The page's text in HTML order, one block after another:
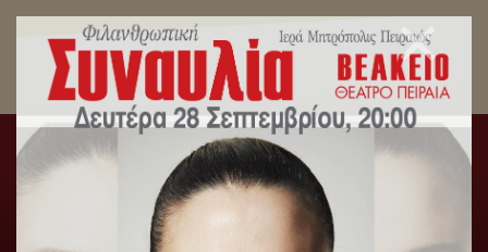
Ο Πειραιάς υποδέχθηκε την Τιμία Χείρα του
Αγίου Δημητρίου Γκαγκαστάθη.